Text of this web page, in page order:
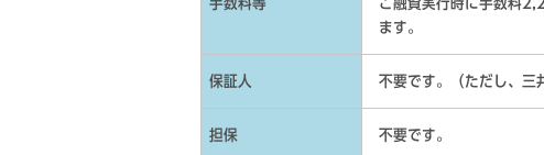
手数料等
ご融資実行時に手数料
ます。
保証人 不要です。（ただし、三
担保 不要です。